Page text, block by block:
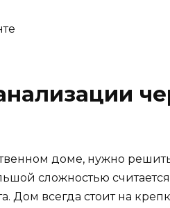
доме, нужно
сложностью
Дом всегда стоит на